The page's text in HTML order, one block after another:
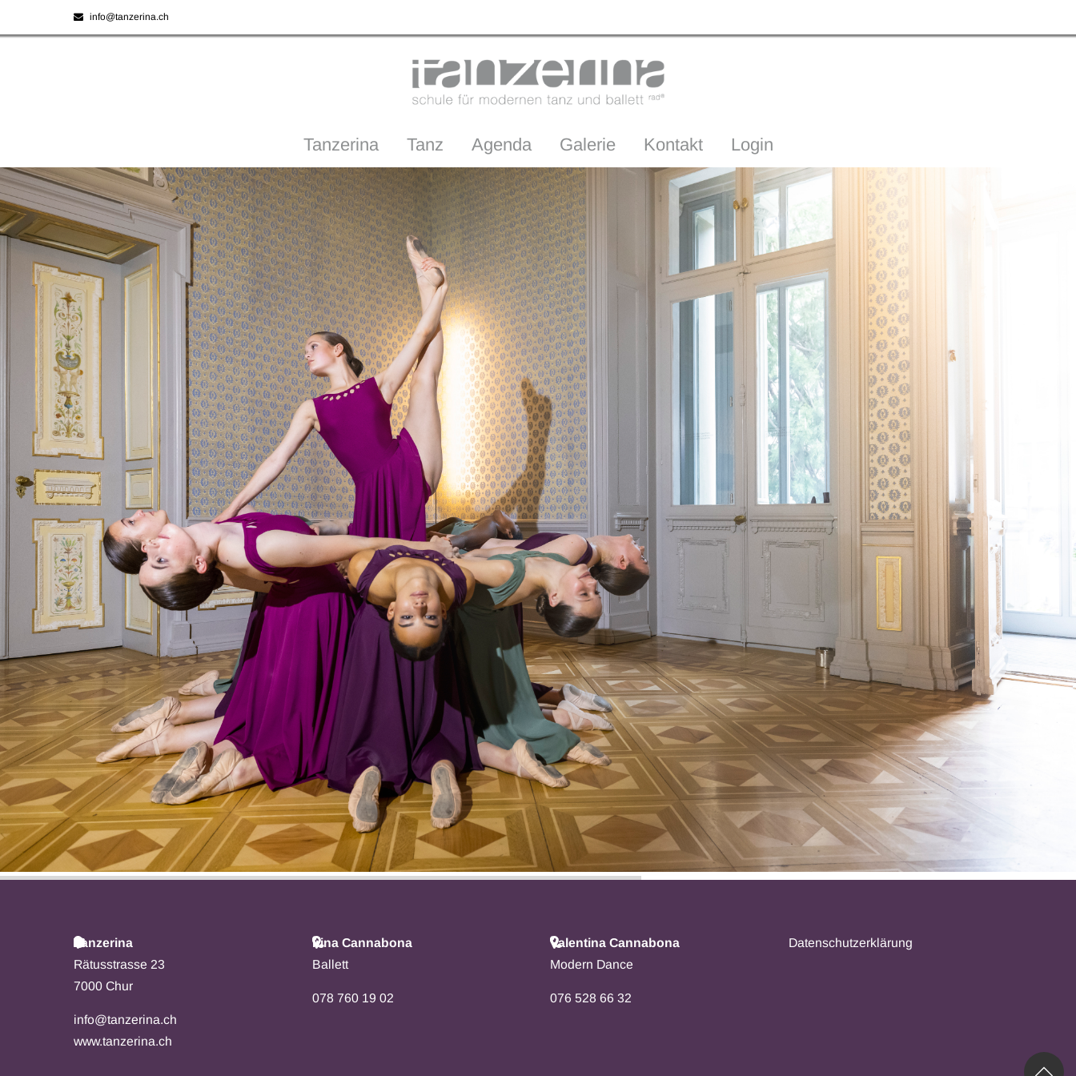
info@tanzerina.ch
Tanzerina Tanz Agenda Galerie Kontakt Login
Tanzerina
Rätusstrasse 23
7000 Chur
info@tanzerina.ch
www.tanzerina.ch
Irina Cannabona
Ballett
078 760 19 02
Valentina Cannabona
Modern Dance
076 528 66 32
Datenschutzerklärung